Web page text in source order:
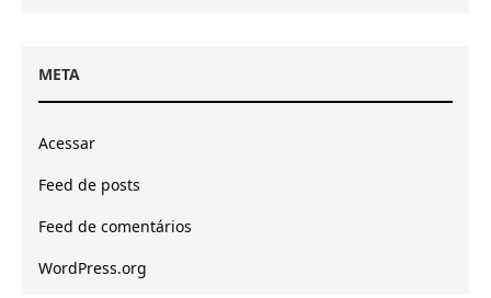
META
Acessar
Feed de posts
Feed de comentários
WordPress.org